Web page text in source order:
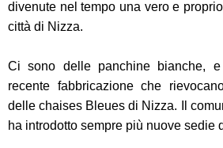
divenute nel tempo una vero e
città di Nizza.
Ci sono delle panchine bianche,
recente fabbricazione che
delle chaises Bleues di Nizza. Il
ha introdotto sempre più nuove sedie